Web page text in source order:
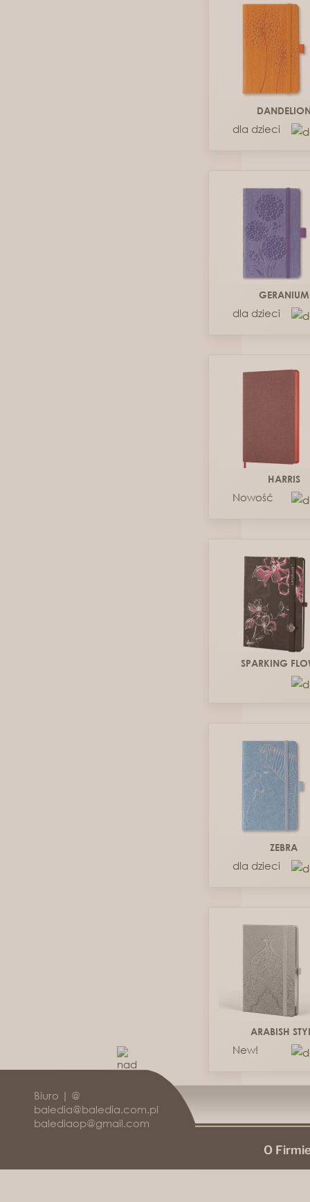
dla dzieci
GERANIUM
dla dzieci
HARRIS
Nowość
SPARKING
ZEBRA
dla dzieci
ARABISH
New!
Biuro | @
baledia@baledia.com.pl
balediaop@gmail.com
O